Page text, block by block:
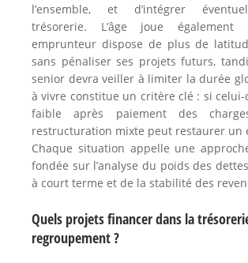
l’ensemble, et d’intégrer
trésorerie. L’âge joue
emprunteur dispose de plus de
sans pénaliser ses projets futurs,
senior devra veiller à limiter la durée
à vivre constitue un critère clé : si
faible après paiement des
restructuration mixte peut restaurer un
Chaque situation appelle une
fondée sur l’analyse du poids des
à court terme et de la stabilité des
Quels projets financer dans la
regroupement ?